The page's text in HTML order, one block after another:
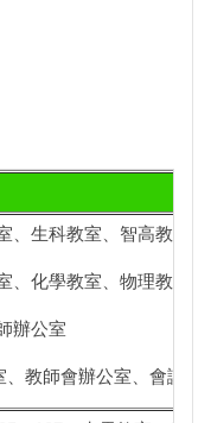
、生科教室、智高教室
、化學教室、物理教室
辦公室
教師會辦公室、會議室